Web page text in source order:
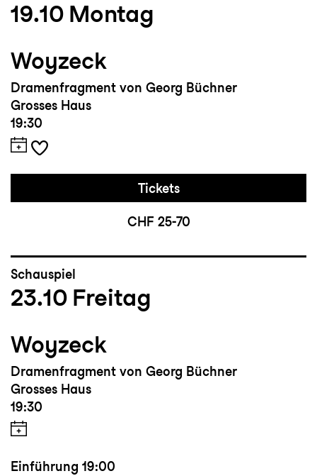
19.10 Montag
Woyzeck
Dramenfragment von Georg Büchner
Grosses Haus
19:30
Tickets
CHF 25-70
Schauspiel
23.10 Freitag
Woyzeck
Dramenfragment von Georg Büchner
Grosses Haus
19:30
Einführung 19:00